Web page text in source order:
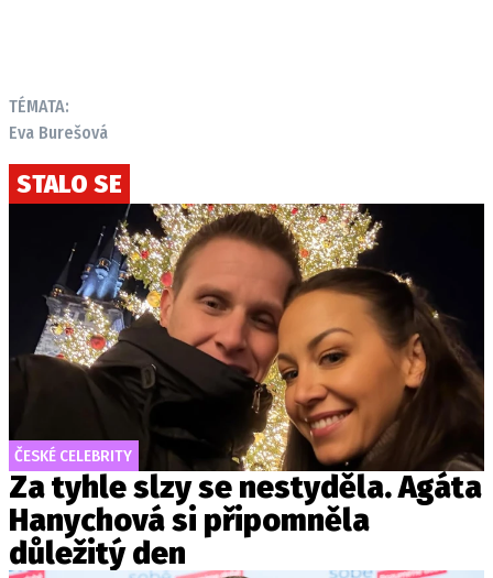
TÉMATA:
Eva Burešová
STALO SE
ČESKÉ CELEBRITY
Za tyhle slzy se nestyděla. Agáta
Hanychová si připomněla
důležitý den